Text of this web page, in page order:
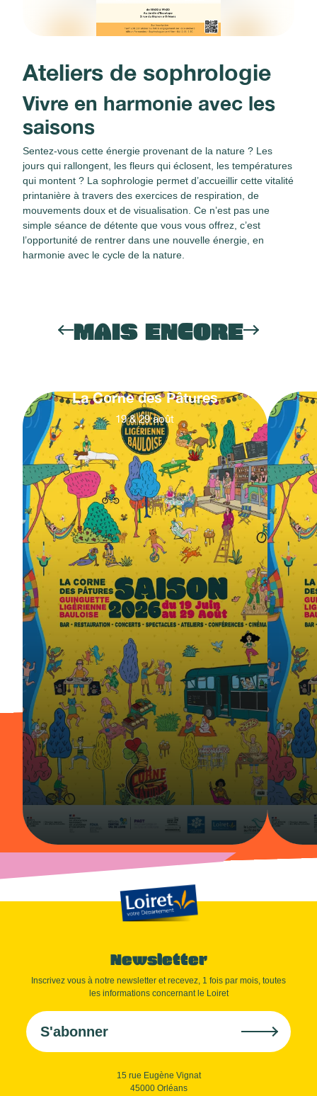
Ateliers de sophrologie
Vivre en harmonie avec les
saisons
Sentez-vous cette énergie provenant de la nature ? Les
jours qui rallongent, les fleurs qui éclosent, les températures
qui montent ? La sophrologie permet d’accueillir cette vitalité
printanière à travers des exercices de respiration, de
mouvements doux et de visualisation. Ce n’est pas une
simple séance de détente que vous vous offrez, c’est
l’opportunité de rentrer dans une nouvelle énergie, en
harmonie avec le cycle de la nature.
MAIS ENCORE
La Corne des Pâtures
19 & 29 août
Newsletter
Inscrivez vous à notre newsletter et recevez, 1 fois par mois, toutes
les informations concernant le Loiret
S'abonner
15 rue Eugène Vignat
45000 Orléans